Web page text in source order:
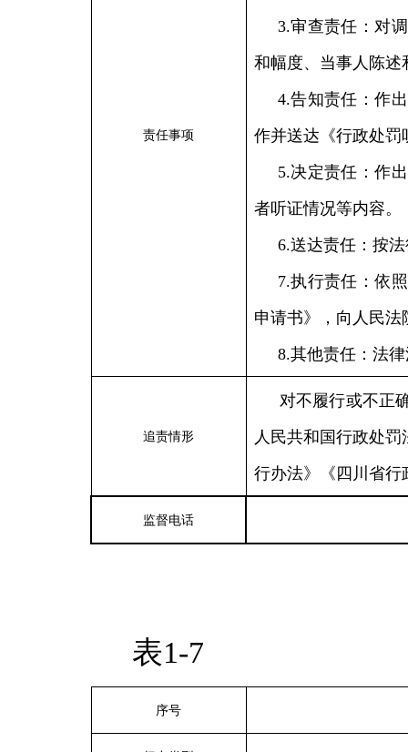
责任事项
3.审查责任：对
和幅度、当事人陈述
4.告知责任：作
作并送达《行政处罚
5.决定责任：作
者听证情况等内容。
6.送达责任：按
7.执行责任：依
申请书》，向人民法
8.其他责任：法
追责情形
对不履行或不正
人民共和国行政处
行办法》《四川省行
监督电话
表1-7
序号